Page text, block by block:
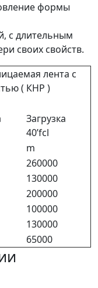
формы
с длительным
своих свойств.
лента с
( КНР )
Загрузка
40’fcl
m
260000
130000
200000
100000
130000
65000